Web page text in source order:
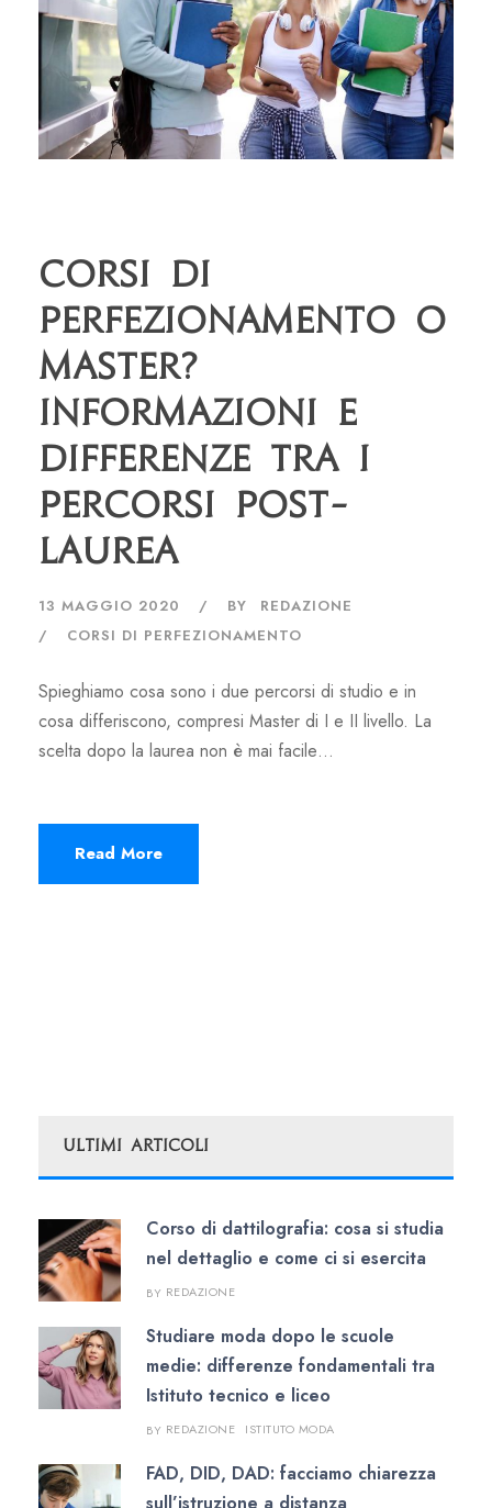
Corsi di
perfezionamento o
Master?
Informazioni e
differenze tra i
percorsi post-
laurea
13 MAGGIO 2020 BY
REDAZIONE
CORSI DI PERFEZIONAMENTO
Spieghiamo cosa sono i due percorsi di studio e in
cosa differiscono, compresi Master di I e II livello. La
scelta dopo la laurea non è mai facile…
Read More
Ultimi Articoli
Corso di dattilografia: cosa si studia
nel dettaglio e come ci si esercita
BY REDAZIONE
Studiare moda dopo le scuole
medie: differenze fondamentali tra
Istituto tecnico e liceo
BY REDAZIONE ISTITUTO MODA
FAD, DID, DAD: facciamo chiarezza